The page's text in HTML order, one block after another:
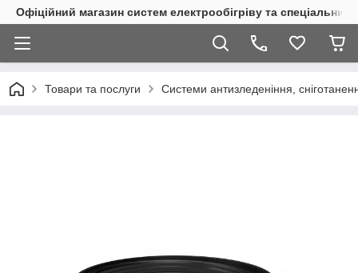
Офіційний магазин систем електрообігріву та спеціальних
Товари та послуги Системи антизледеніння,